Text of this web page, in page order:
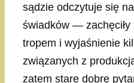
sądzie odczytuje się
świadków — zachęciły
tropem i wyjaśnienie
związanych z
zatem stare dobre